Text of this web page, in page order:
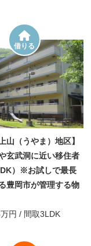
山（うやま）地区】
玄武洞に近い移住者
）※お試しで最長
豊岡市が管理する物
円 / 間取3LDK
借りる